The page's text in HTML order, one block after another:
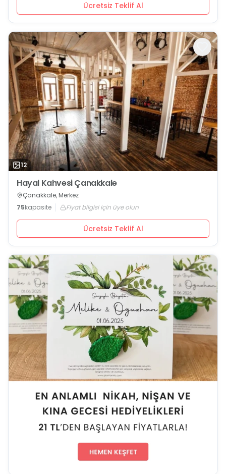
Ücretsiz Teklif Al
12
Hayal Kahvesi Çanakkale
Çanakkale, Merkez
75kapasite Fiyat bilgisi için üye olun
Ücretsiz Teklif Al